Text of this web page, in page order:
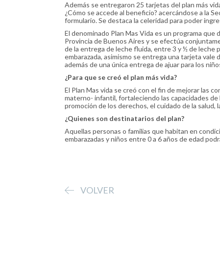
Además se entregaron 25 tarjetas del plan más
¿Cómo se accede al beneficio? acercándose a la
formulario. Se destaca la celeridad para poder
El denominado Plan Mas Vida es un programa
Provincia de Buenos Aires y se efectúa
de la entrega de leche fluida, entre 3 y ½ de leche
embarazada, asimismo se entrega una tarjeta vale
además de una única entrega de ajuar para los
¿Para que se creó el plan más vida?
El Plan Mas vida se creó con el fin de mejorar las
materno- infantil, fortaleciendo las capacidades
promoción de los derechos, el cuidado de la
¿Quienes son destinatarios del plan?
Aquellas personas o familias que habitan en
embarazadas y niños entre 0 a 6 años de edad
VOLVER